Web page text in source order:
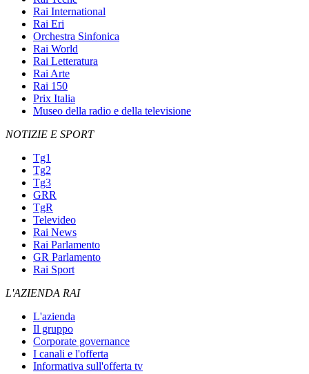
Rai International
Rai Eri
Orchestra Sinfonica
Rai World
Rai Letteratura
Rai Arte
Rai 150
Prix Italia
Museo della radio e della televisione
NOTIZIE E SPORT
Tg1
Tg2
Tg3
GRR
TgR
Televideo
Rai News
Rai Parlamento
GR Parlamento
Rai Sport
L'AZIENDA RAI
L'azienda
Il gruppo
Corporate governance
I canali e l'offerta
Informativa sull'offerta tv